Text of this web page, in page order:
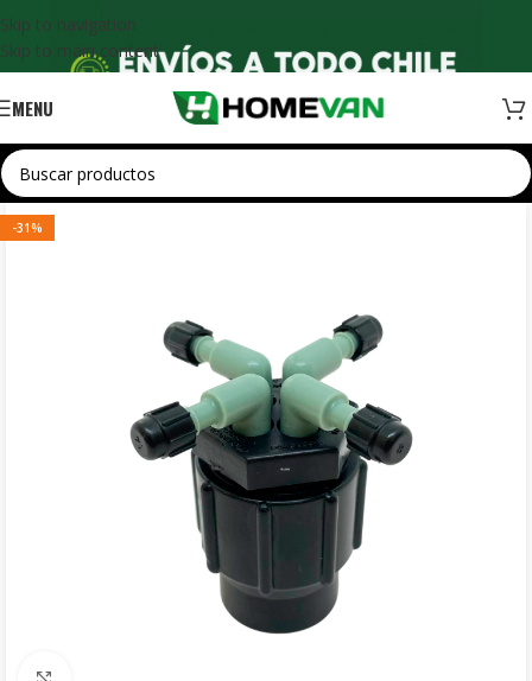
Skip to navigation
Skip to main content
MENU
-31%